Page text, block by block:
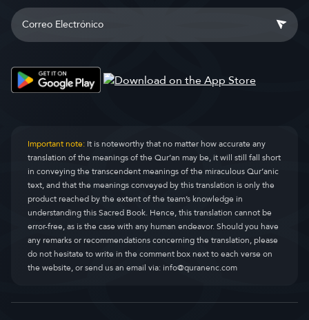
Important note:It is noteworthy that no matter how accurate any
translation of the meanings of the Qur’an may be, it will still fall short
in conveying the transcendent meanings of the miraculous Qur’anic
text, and that the meanings conveyed by this translation is only the
product reached by the extent of the team’s knowledge in
understanding this Sacred Book. Hence, this translation cannot be
error-free, as is the case with any human endeavor. Should you have
any remarks or recommendations concerning the translation, please
do not hesitate to write in the comment box next to each verse on
the website, or send us an email via:info@quranenc.com